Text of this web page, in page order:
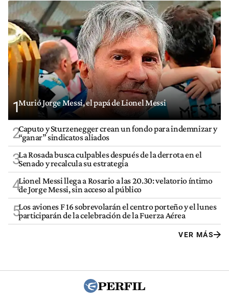
1Murió Jorge Messi, el papá de Lionel Messi
2Caputo y Sturzenegger crean un fondo para indemnizar y
“ganar” sindicatos aliados
3La Rosada busca culpables después de la derrota en el
Senado y recalcula su estrategia
4Lionel Messi llega a Rosario a las 20.30: velatorio íntimo
de Jorge Messi, sin acceso al público
5Los aviones F 16 sobrevolarán el centro porteño y el lunes
participarán de la celebración de la Fuerza Aérea
VER MÁS